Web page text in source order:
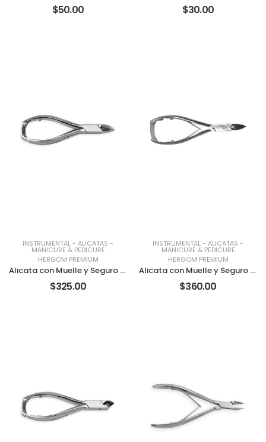
$50.00 $30.00
INSTRUMENTAL- ALICATAS -
MANICURE & PEDICURE
HERGOM PREMIUM
Alicata con Muelle y Seguro Curva SS HP
$325.00
INSTRUMENTAL- ALICATAS -
MANICURE & PEDICURE
HERGOM PREMIUM
Alicata con Muelle y Seguro Corte Frontal SS HP
$360.00